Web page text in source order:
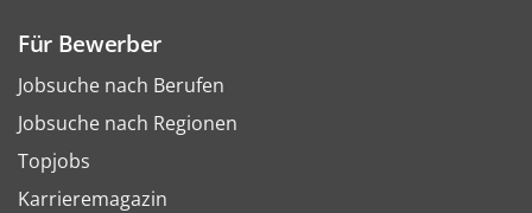
Für Bewerber
Jobsuche nach Berufen
Jobsuche nach Regionen
Topjobs
Karrieremagazin